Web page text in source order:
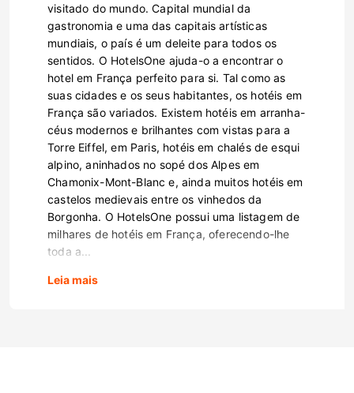
visitado do mundo. Capital mundial da
gastronomia e uma das capitais artísticas
mundiais, o país é um deleite para todos os
sentidos. O HotelsOne ajuda-o a encontrar o
hotel em França perfeito para si. Tal como as
suas cidades e os seus habitantes, os hotéis em
França são variados. Existem hotéis em arranha-
céus modernos e brilhantes com vistas para a
Torre Eiffel, em Paris, hotéis em chalés de esqui
alpino, aninhados no sopé dos Alpes em
Chamonix-Mont-Blanc e, ainda muitos hotéis em
castelos medievais entre os vinhedos da
Borgonha. O HotelsOne possui uma listagem de
milhares de hotéis em França, oferecendo-lhe
toda a...
Leia mais